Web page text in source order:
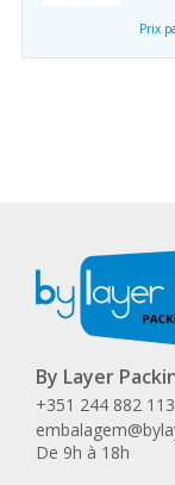
Prix
By Layer
+351 244 882
De 9h à 18h